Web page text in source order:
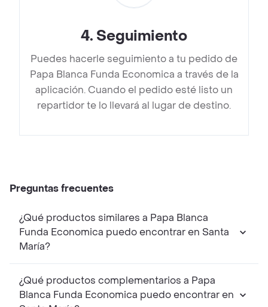
4. Seguimiento
Puedes hacerle seguimiento a tu pedido de
Papa Blanca Funda Economica a través de la
aplicación. Cuando el pedido esté listo un
repartidor te lo llevará al lugar de destino.
Preguntas frecuentes
¿Qué productos similares a Papa Blanca
Funda Economica puedo encontrar en Santa
María?
¿Qué productos complementarios a Papa
Blanca Funda Economica puedo encontrar en